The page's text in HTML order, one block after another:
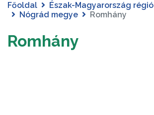
Főoldal
Észak-Magyarország régió
Nógrád megye
Romhány
Romhány